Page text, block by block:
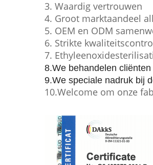
3. Waardig vertrouwen
4. Groot marktaandeel
5. OEM en ODM
6. Strikte
7.
8.We behandelen cliënten
9.We speciale nadruk bij
10.Welcome om onze